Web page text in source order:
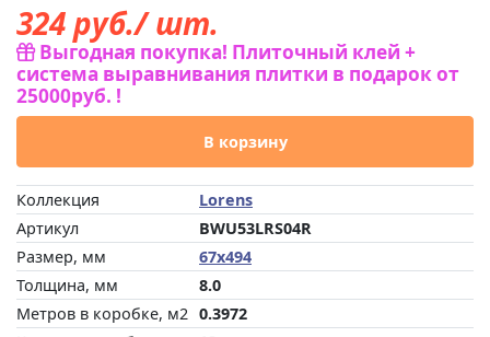
324руб./ шт.
Выгодная покупка! Плиточный клей +
система выравнивания плитки в подарок от
25000руб. !
В корзину
Коллекция
Lorens
Артикул
BWU53LRS04R
Размер, мм
67x494
Толщина, мм
8.0
Метров в коробке, м2 0.3972